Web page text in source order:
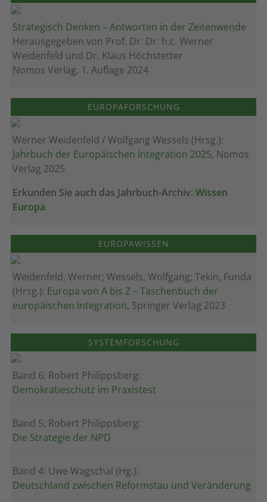
Strategisch Denken – Antworten in der Zeitenwende
Herausgegeben von Prof. Dr. Dr. h.c. Werner
Weidenfeld und Dr. Klaus Höchstetter
Nomos Verlag, 1. Auflage 2024
EUROPAFORSCHUNG
Werner Weidenfeld / Wolfgang Wessels (Hrsg.):
Jahrbuch der Europäischen Integration 2025, Nomos
Verlag 2025
Erkunden Sie auch das Jahrbuch-Archiv: Wissen
Europa
EUROPAWISSEN
Weidenfeld, Werner; Wessels, Wolfgang; Tekin, Funda
(Hrsg.): Europa von A bis Z – Taschenbuch der
europäischen Integration, Springer Verlag 2023
SYSTEMFORSCHUNG
Band 6: Robert Philippsberg:
Demokratieschutz im Praxistest
Band 5: Robert Philippsberg:
Die Strategie der NPD
Band 4: Uwe Wagschal (Hg.):
Deutschland zwischen Reformstau und Veränderung